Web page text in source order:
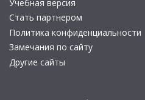
Учебная версия
Стать партнером
Политика конфиденциальности
Замечания по сайту
Другие сайты